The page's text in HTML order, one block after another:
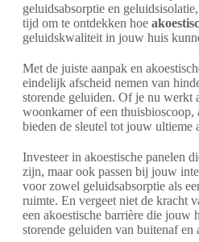
geluidsabsorptie en
tijd om te ontdekken hoe
geluidskwaliteit in jouw huis
Met de juiste aanpak en
eindelijk afscheid nemen van
storende geluiden. Of je nu werkt
woonkamer of een thuisbioscoop,
bieden de sleutel tot jouw ultieme
Investeer in akoestische panelen
zijn, maar ook passen bij jouw
voor zowel geluidsabsorptie als
ruimte. En vergeet niet de kracht
een akoestische barrière die jouw
storende geluiden van buitenaf en